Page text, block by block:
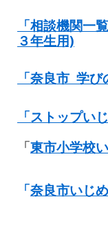
「相談機関一
３年生用)
「奈良市 学
「ストップ
「東市小学校
「奈良市いじ